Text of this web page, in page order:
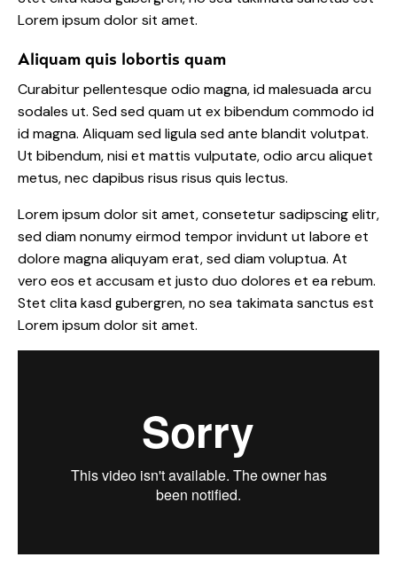
Lorem ipsum dolor sit amet.
Aliquam quis lobortis quam
Curabitur pellentesque odio magna, id malesuada arcu
sodales ut. Sed sed quam ut ex bibendum commodo id
id magna. Aliquam sed ligula sed ante blandit volutpat.
Ut bibendum, nisi et mattis vulputate, odio arcu aliquet
metus, nec dapibus risus risus quis lectus.
Lorem ipsum dolor sit amet, consetetur sadipscing elitr,
sed diam nonumy eirmod tempor invidunt ut labore et
dolore magna aliquyam erat, sed diam voluptua. At
vero eos et accusam et justo duo dolores et ea rebum.
Stet clita kasd gubergren, no sea takimata sanctus est
Lorem ipsum dolor sit amet.